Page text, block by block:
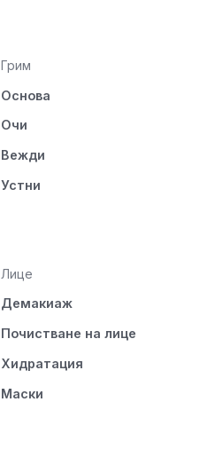
Грим
Основа
Очи
Вежди
Устни
Лице
Демакиаж
Почистване на лице
Хидратация
Маски